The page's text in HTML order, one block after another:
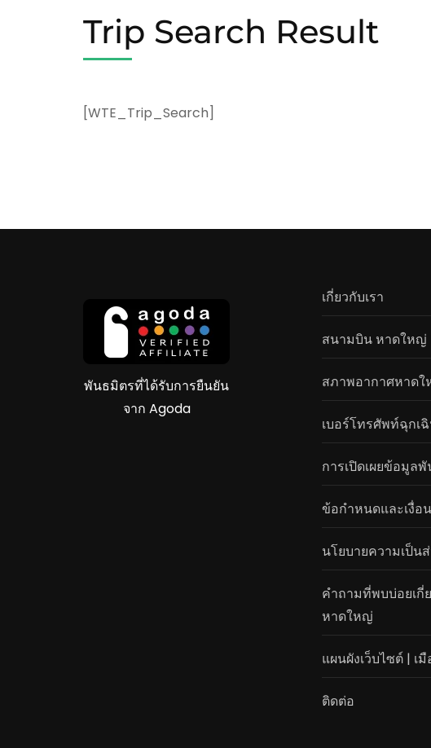
Trip Search Result
[WTE_Trip_Search]
พันธมิตรที่ได้รับการยืนยัน
จาก Agoda
เกี่ยวกับเรา
สนามบิน หาดใหญ่
สภาพอากาศหาด
เบอร์โทรศัพท์ฉุกเ
การเปิดเผยข้อมูล
ข้อกำหนดและเงื่อ
นโยบายความเป็น
คำถามที่พบบ่อยเกี่
หาดใหญ่
แผนผังเว็บไซต์ | เ
ติดต่อ